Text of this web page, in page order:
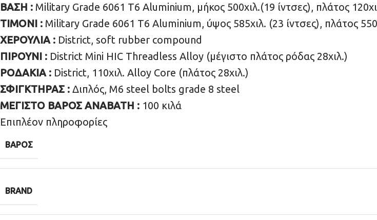
ΒΑΣΗ : Military Grade 6061 T6 Aluminium, μήκος 500χιλ.(19 ίντσες), πλάτος
ΤΙΜΟΝΙ : Military Grade 6061 T6 Aluminium, ύψος 585χιλ. (23 ίντσες), πλάτος
ΧΕΡΟΥΛΙΑ : District, soft rubber compound
ΠΙΡΟΥΝΙ : District Mini HIC Threadless Alloy (μέγιστο πλάτος ρόδας 28χιλ.)
ΡΟΔΑΚΙΑ : District, 110χιλ. Alloy Core (πλάτος 28χιλ.)
ΣΦΙΓΚΤΗΡΑΣ : Διπλός, M6 steel bolts grade 8 steel
ΜΕΓΙΣΤΟ ΒΑΡΟΣ ΑΝΑΒΑΤΗ : 100 κιλά
Επιπλέον πληροφορίες
ΒΆΡΟΣ
BRAND